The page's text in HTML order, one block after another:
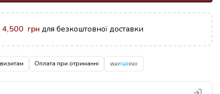
4,500 грн для безкоштовної доставки
Оплата при отриманні